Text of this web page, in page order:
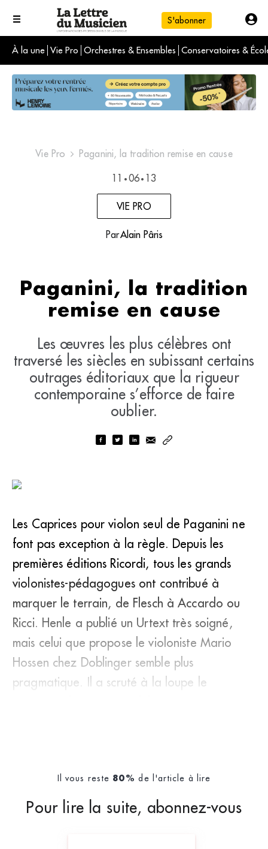
S'abonner
À la une Vie Pro Orchestres & Ensembles Conservatoires &
L'info du jour
Le numéro du mois
International
Vie Pro Paganini, la tradition remise en cause
11 • 06 • 13
VIE PRO
ParAlain Pâris
Paganini, la tradition
remise en cause
Les œuvres les plus célèbres ont
traversé les siècles en subissant certains
outrages éditoriaux que la rigueur
contemporaine s’efforce de faire
oublier.
Les Caprices pour violon seul de Paganini ne
font pas exception à la règle. Depuis les
premières éditions Ricordi, tous les grands
violonistes-pédagogues ont contribué à
marquer le terrain, de Flesch à Accardo ou
Ricci. Henle a publié un Urtext très soigné,
mais celui que propose le violoniste Mario
Hossen chez Doblinger semble plus
pragmatique. Il a scruté à la loupe le
Il vous reste 80% de l'article à lire
Pour lire la suite, abonnez-vous